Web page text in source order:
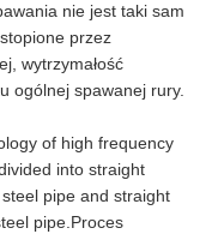
nie jest taki sam
przez
wytrzymałość
ogólnej spawanej rury.
of high frequency
into straight
pipe and straight
pipe.Proces